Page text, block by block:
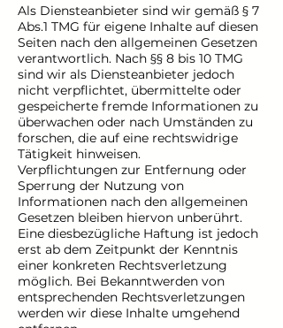
Als Diensteanbieter sind wir gemäß § 7
Abs.1 TMG für eigene Inhalte auf diesen
Seiten nach den allgemeinen Gesetzen
verantwortlich. Nach §§ 8 bis 10 TMG
sind wir als Diensteanbieter jedoch
nicht verpflichtet, übermittelte oder
gespeicherte fremde Informationen zu
überwachen oder nach Umständen zu
forschen, die auf eine rechtswidrige
Tätigkeit hinweisen.
Verpflichtungen zur Entfernung oder
Sperrung der Nutzung von
Informationen nach den allgemeinen
Gesetzen bleiben hiervon unberührt.
Eine diesbezügliche Haftung ist jedoch
erst ab dem Zeitpunkt der Kenntnis
einer konkreten Rechtsverletzung
möglich. Bei Bekanntwerden von
entsprechenden Rechtsverletzungen
werden wir diese Inhalte umgehend